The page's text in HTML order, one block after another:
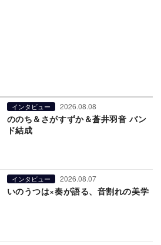
インタビュー 2026.08.08
ののち＆さがすずか＆蒼井羽音 バン
ド結成
インタビュー 2026.08.07
いのうつは×奏が語る、音割れの美学